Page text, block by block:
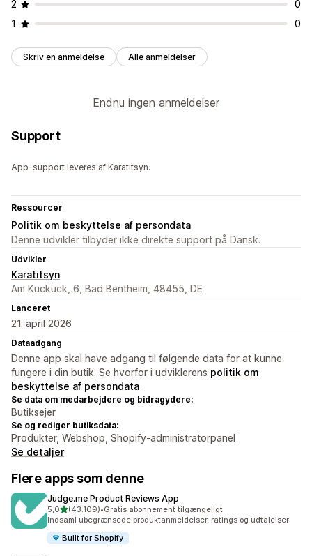
2
0
1
0
Skriv en anmeldelse Alle anmeldelser
Endnu ingen anmeldelser
Support
App-support leveres af Karatitsyn.
Ressourcer
Politik om beskyttelse af persondata
Denne udvikler tilbyder ikke direkte support på Dansk.
Udvikler
Karatitsyn
Am Kuckuck, 6, Bad Bentheim, 48455, DE
Lanceret
21. april 2026
Dataadgang
Denne app skal have adgang til følgende data for at kunne
fungere i din butik. Se hvorfor i udviklerens politik om
beskyttelse af persondata .
Se data om medarbejdere og bidragydere:
Butiksejer
Se og rediger butiksdata:
Produkter, Webshop, Shopify-administratorpanel
Se detaljer
Flere apps som denne
Judge.me Product Reviews App
5,0ud af 5 stjerner
(43.109)
43109 anmeldelser i alt
•Gratis abonnement tilgængeligt
Indsaml ubegrænsede produktanmeldelser, ratings og udtalelser
Built for Shopify